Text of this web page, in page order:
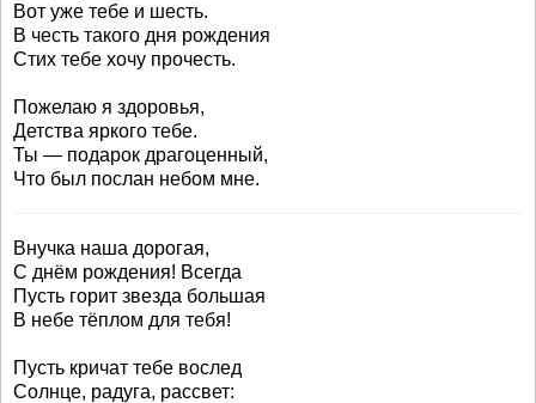
Вот уже тебе и шесть.
В честь такого дня рождения
Стих тебе хочу прочесть.
Пожелаю я здоровья,
Детства яркого тебе.
Ты — подарок драгоценный,
Что был послан небом мне.
Внучка наша дорогая,
С днём рождения! Всегда
Пусть горит звезда большая
В небе тёплом для тебя!
Пусть кричат тебе вослед
Солнце, радуга, рассвет: